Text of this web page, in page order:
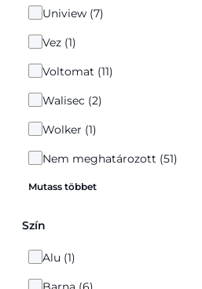
Uniview (7)
Vez (1)
Voltomat (11)
Walisec (2)
Wolker (1)
Nem meghatározott (51)
Mutass többet
Szín
Alu (1)